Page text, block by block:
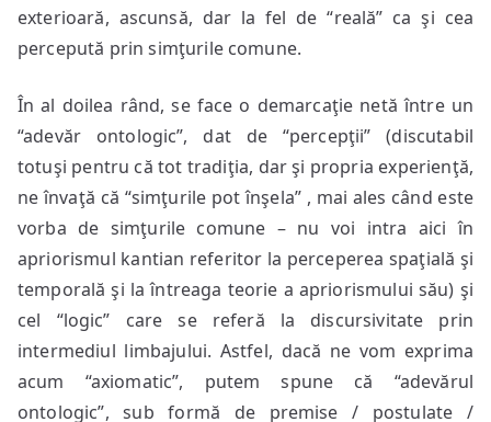
exterioară, ascunsă, dar la fel de “reală” ca şi cea
percepută prin simţurile comune.
În al doilea rând, se face o demarcaţie netă între un
“adevăr ontologic”, dat de “percepţii” (discutabil
totuşi pentru că tot tradiţia, dar şi propria experienţă,
ne învaţă că “simţurile pot înşela” , mai ales când este
vorba de simţurile comune – nu voi intra aici în
apriorismul kantian referitor la perceperea spaţială şi
temporală şi la întreaga teorie a apriorismului său) şi
cel “logic” care se referă la discursivitate prin
intermediul limbajului. Astfel, dacă ne vom exprima
acum “axiomatic”, putem spune că “adevărul
ontologic”, sub formă de premise / postulate /